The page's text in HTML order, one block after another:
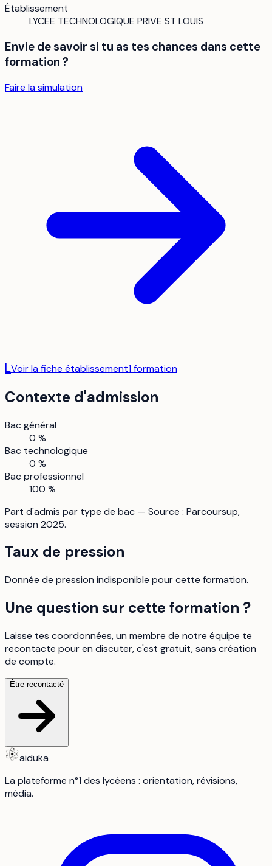
Établissement
LYCEE TECHNOLOGIQUE PRIVE ST LOUIS
Envie de savoir si tu as tes chances dans cette
formation ?
Faire la simulation
LVoir la fiche établissement1formation
Contexte d'admission
Bac général
0 %
Bac technologique
0 %
Bac professionnel
100 %
Part d'admis par type de bac — Source : Parcoursup,
session 2025.
Taux de pression
Donnée de pression indisponible pour cette formation.
Une question sur cette formation ?
Laisse tes coordonnées, un membre de notre équipe te
recontacte pour en discuter, c'est gratuit, sans création
de compte.
Être recontacté
aiduka
La plateforme n°1 des lycéens : orientation, révisions,
média.